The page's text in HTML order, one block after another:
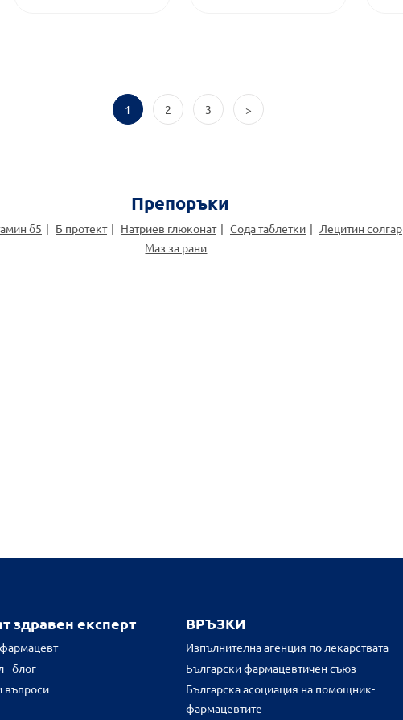
1 2 3 >
Препоръки
б5 Б протект Натриев глюконат Сода таблетки Лецитин солгар
Маз за рани
здравен експерт
- блог
въпроси
ВРЪЗКИ
Изпълнителна агенция по лекарствата
Български фармацевтичен съюз
Българска асоциация на помощник-
фармацевтите